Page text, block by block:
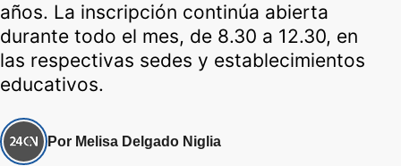
años. La inscripción continúa abierta
durante todo el mes, de 8.30 a 12.30, en
las respectivas sedes y establecimientos
educativos.
Por Melisa Delgado Niglia